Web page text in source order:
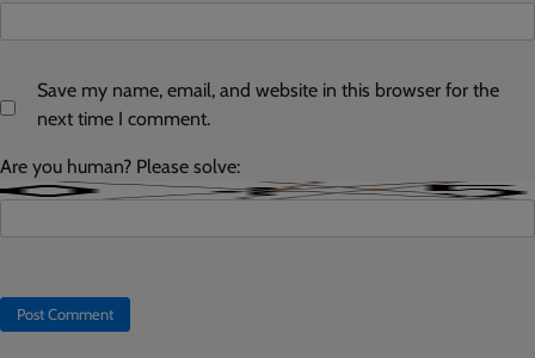
Save my name, email, and website in this browser for the
next time I comment.
Are you human? Please solve: